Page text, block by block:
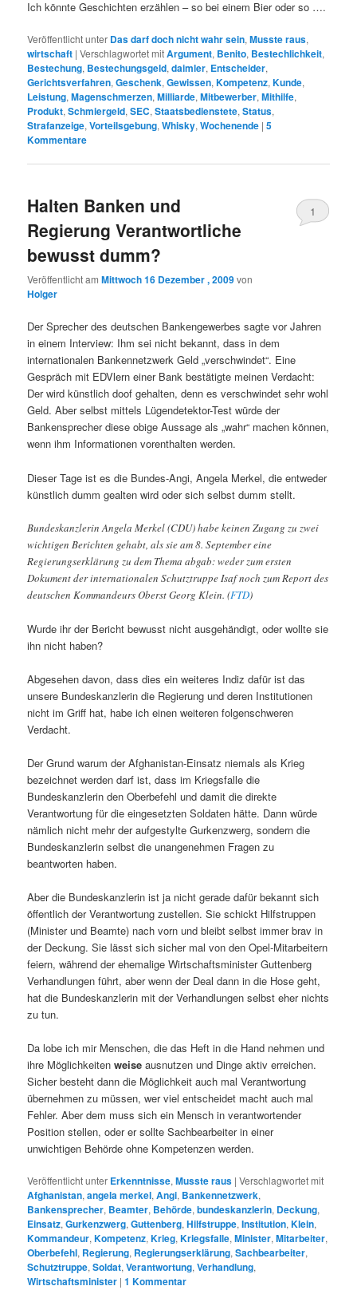
Ich könnte Geschichten erzählen – so bei einem Bier oder so ….
Veröffentlicht unter Das darf doch nicht wahr sein,Musste raus,
wirtschaft |Verschlagwortet mitArgument, Benito, Bestechlichkeit,
Bestechung, Bestechungsgeld,daimler, Entscheider,
Gerichtsverfahren,Geschenk,Gewissen,Kompetenz,Kunde,
Leistung,Magenschmerzen,Milliarde,Mitbewerber,Mithilfe,
Produkt,Schmiergeld,SEC,Staatsbedienstete,Status,
Strafanzeige,Vorteilsgebung,Whisky,Wochenende |5
Kommentare
Halten Banken und
Regierung Verantwortliche
bewusst dumm?
Veröffentlicht amMittwoch 16 Dezember , 2009von
Holger
1
Der Sprecher des deutschen Bankengewerbes sagte vor Jahren
in einem Interview: Ihm sei nicht bekannt, dass in dem
internationalen Bankennetzwerk Geld „verschwindet“. Eine
Gespräch mit EDVlern einer Bank bestätigte meinen Verdacht:
Der wird künstlich doof gehalten, denn es verschwindet sehr wohl
Geld. Aber selbst mittels Lügendetektor-Test würde der
Bankensprecher diese obige Aussage als „wahr“ machen können,
wenn ihm Informationen vorenthalten werden.
Dieser Tage ist es die Bundes-Angi, Angela Merkel, die entweder
künstlich dumm gealten wird oder sich selbst dumm stellt.
Bundeskanzlerin Angela Merkel (CDU) habe keinen Zugang zu zwei
wichtigen Berichten gehabt, als sie am 8. September eine
Regierungserklärung zu dem Thema abgab: weder zum ersten
Dokument der internationalen Schutztruppe Isaf noch zum Report des
deutschen Kommandeurs Oberst Georg Klein. (FTD)
Wurde ihr der Bericht bewusst nicht ausgehändigt, oder wollte sie
ihn nicht haben?
Abgesehen davon, dass dies ein weiteres Indiz dafür ist das
unsere Bundeskanzlerin die Regierung und deren Institutionen
nicht im Griff hat, habe ich einen weiteren folgenschweren
Verdacht.
Der Grund warum der Afghanistan-Einsatz niemals als Krieg
bezeichnet werden darf ist, dass im Kriegsfalle die
Bundeskanzlerin den Oberbefehl und damit die direkte
Verantwortung für die eingesetzten Soldaten hätte. Dann würde
nämlich nicht mehr der aufgestylte Gurkenzwerg, sondern die
Bundeskanzlerin selbst die unangenehmen Fragen zu
beantworten haben.
Aber die Bundeskanzlerin ist ja nicht gerade dafür bekannt sich
öffentlich der Verantwortung zustellen. Sie schickt Hilfstruppen
(Minister und Beamte) nach vorn und bleibt selbst immer brav in
der Deckung. Sie lässt sich sicher mal von den Opel-Mitarbeitern
feiern, während der ehemalige Wirtschaftsminister Guttenberg
Verhandlungen führt, aber wenn der Deal dann in die Hose geht,
hat die Bundeskanzlerin mit der Verhandlungen selbst eher nichts
zu tun.
Da lobe ich mir Menschen, die das Heft in die Hand nehmen und
ihre Möglichkeitenweise ausnutzen und Dinge aktiv erreichen.
Sicher besteht dann die Möglichkeit auch mal Verantwortung
übernehmen zu müssen, wer viel entscheidet macht auch mal
Fehler. Aber dem muss sich ein Mensch in verantwortender
Position stellen, oder er sollte Sachbearbeiter in einer
unwichtigen Behörde ohne Kompetenzen werden.
Veröffentlicht unter Erkenntnisse,Musste raus |Verschlagwortet mit
Afghanistan,angela merkel,Angi, Bankennetzwerk,
Bankensprecher, Beamter, Behörde,bundeskanzlerin, Deckung,
Einsatz,Gurkenzwerg,Guttenberg,Hilfstruppe,Institution,Klein,
Kommandeur,Kompetenz,Krieg,Kriegsfalle,Minister,Mitarbeiter,
Oberbefehl, Regierung, Regierungserklärung,Sachbearbeiter,
Schutztruppe,Soldat,Verantwortung,Verhandlung,
Wirtschaftsminister |1 Kommentar